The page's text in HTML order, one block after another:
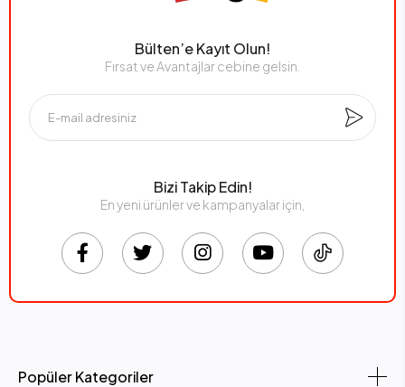
Bülten’e Kayıt Olun!
Fırsat ve Avantajlar cebine gelsin.
Bizi Takip Edin!
En yeni ürünler ve kampanyalar için,
Popüler Kategoriler